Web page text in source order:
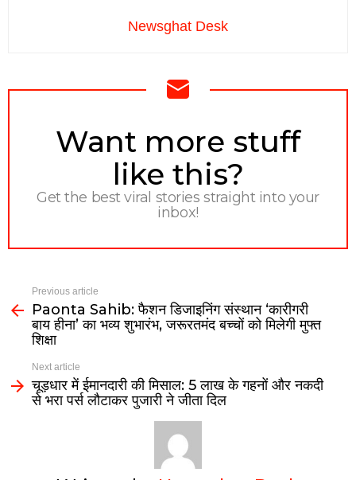
Newsghat Desk
NEWSLETTER
Want more stuff
like this?
Get the best viral stories straight into your
inbox!
Previous article
Paonta Sahib: फैशन डिजाइनिंग संस्थान ‘कारीगरी
बाय हीना’ का भव्य शुभारंभ, जरूरतमंद बच्चों को मिलेगी मुफ्त
शिक्षा
Next article
चूड़धार में ईमानदारी की मिसाल: 5 लाख के गहनों और नकदी
से भरा पर्स लौटाकर पुजारी ने जीता दिल